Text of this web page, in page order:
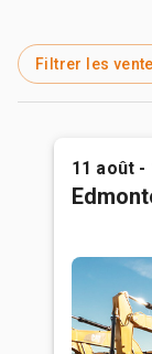
Filtrer les
11 août -